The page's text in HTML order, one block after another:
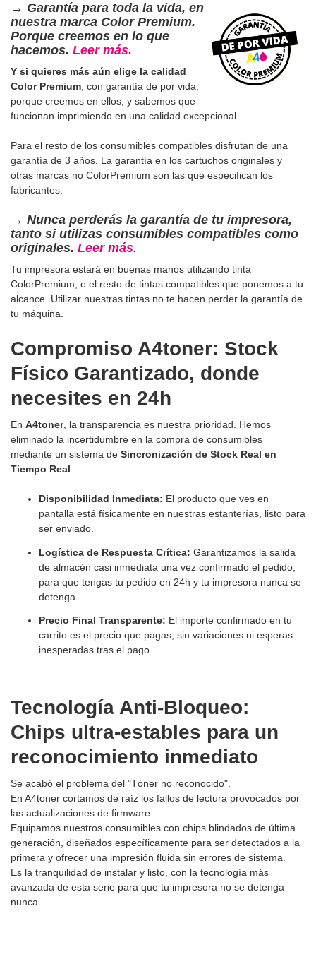
→ Garantía para toda la vida, en
nuestra marca Color Premium.
Porque creemos en lo que
hacemos. Leer más.
Y si quieres más aún elige la calidad
Color Premium, con garantía de por vida,
porque creemos en ellos, y sabemos que
funcionan imprimiendo en una calidad excepcional.
Para el resto de los consumibles compatibles disfrutan de una
garantía de 3 años. La garantía en los cartuchos originales y
otras marcas no ColorPremium son las que especifican los
fabricantes.
→ Nunca perderás la garantía de tu impresora,
tanto si utilizas consumibles compatibles como
originales. Leer más.
Tu impresora estará en buenas manos utilizando tinta
ColorPremium, o el resto de tintas compatibles que ponemos a tu
alcance. Utilizar nuestras tintas no te hacen perder la garantía de
tu máquina.
Compromiso A4toner: Stock
Físico Garantizado, donde
necesites en 24h
En A4toner, la transparencia es nuestra prioridad. Hemos
eliminado la incertidumbre en la compra de consumibles
mediante un sistema de Sincronización de Stock Real en
Tiempo Real.
Disponibilidad Inmediata: El producto que ves en
pantalla está físicamente en nuestras estanterías, listo para
ser enviado.
Logística de Respuesta Crítica: Garantizamos la salida
de almacén casi inmediata una vez confirmado el pedido,
para que tengas tu pedido en 24h y tu impresora nunca se
detenga.
Precio Final Transparente: El importe confirmado en tu
carrito es el precio que pagas, sin variaciones ni esperas
inesperadas tras el pago.
Tecnología Anti-Bloqueo:
Chips ultra-estables para un
reconocimiento inmediato
Se acabó el problema del "Tóner no reconocido".
En A4toner cortamos de raíz los fallos de lectura provocados por
las actualizaciones de firmware.
Equipamos nuestros consumibles con chips blindados de última
generación, diseñados específicamente para ser detectados a la
primera y ofrecer una impresión fluida sin errores de sistema.
Es la tranquilidad de instalar y listo, con la tecnología más
avanzada de esta serie para que tu impresora no se detenga
nunca.